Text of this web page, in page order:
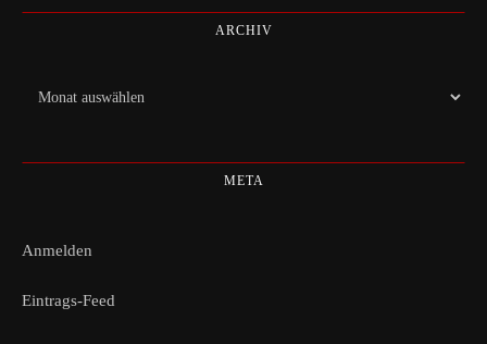
ARCHIV
Archiv
META
Anmelden
Eintrags-Feed